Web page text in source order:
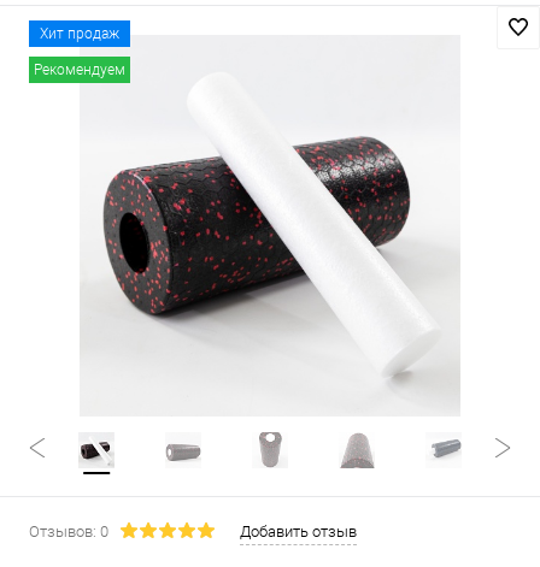
Хит продаж
Рекомендуем
Отзывов: 0 Добавить отзыв